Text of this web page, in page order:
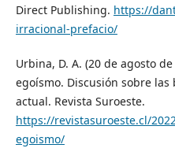
Direct Publishing. https://
irracional-prefacio/
Urbina, D. A. (20 de agosto
egoísmo. Discusión sobre las
actual. Revista Suroeste.
https://revistasuroeste.cl/
egoismo/